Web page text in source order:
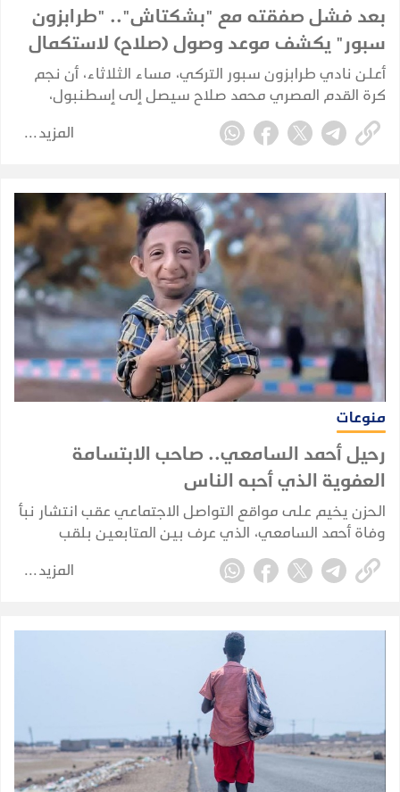
بعد فشل صفقته مع "بشكتاش".. "طرابزون
سبور" يكشف موعد وصول (صلاح) لاستكمال
إجراءات انتقاله
أعلن نادي طرابزون سبور التركي، مساء الثلاثاء، أن نجم
كرة القدم المصري محمد صلاح سيصل إلى إسطنبول،
الأربعاء، لاستكمال إجراءات انتقاله إلى صفوف الفريق، بعد
إعلان بدء مفاوضات التعاقد معه.
المزيد
منوعات
رحيل أحمد السامعي.. صاحب الابتسامة
العفوية الذي أحبه الناس
الحزن يخيم على مواقع التواصل الاجتماعي عقب انتشار نبأ
وفاة أحمد السامعي، الذي عرف بين المتابعين بلقب
"صاحب الابتسامة العفوية" لما اشتهر به من بساطة وروح
مرحة.
المزيد